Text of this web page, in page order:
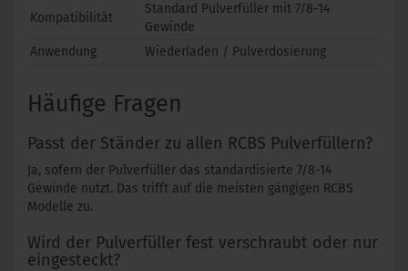
Kompatibilität
Standard Pulverfüller mit 7/8-14
Gewinde
Anwendung
Wiederladen / Pulverdosierung
Häufige Fragen
Passt der Ständer zu allen RCBS Pulverfüllern?
Ja, sofern der Pulverfüller das standardisierte 7/8-14
Gewinde nutzt. Das trifft auf die meisten gängigen RCBS
Modelle zu.
Wird der Pulverfüller fest verschraubt oder nur
eingesteckt?